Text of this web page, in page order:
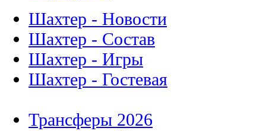
Шахтер - Новости
Шахтер - Состав
Шахтер - Игры
Шахтер - Гостевая
Трансферы 2026